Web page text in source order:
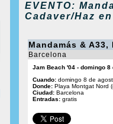
EVENTO:
Cadaver/Haz
Mandamás & A33,
Barcelona
Jam Beach '04 - domingo 8
Cuando:domingo 8 de
Donde:Playa Montgat Nord
Ciudad:Barcelona
Entradas: gratis